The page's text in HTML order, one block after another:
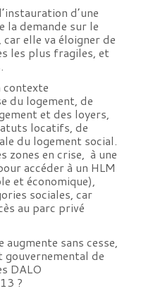
d’une
la demande sur le
elle va éloigner de
les plus fragiles, et
contexte
du logement, de
et des loyers,
locatifs, de
du logement social.
zones en crise, à une
accéder à un HLM
et économique),
sociales, car
au parc privé
sans cesse,
gouvernemental de
DALO
?